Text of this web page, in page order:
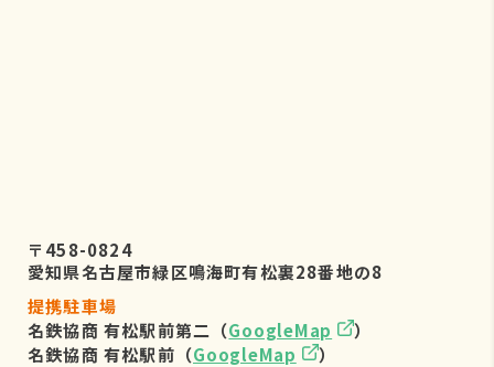
〒458-0824
愛知県名古屋市緑区鳴海町有松裏28番地の8
提携駐車場
名鉄協商 有松駅前第二（GoogleMap
）
名鉄協商 有松駅前（GoogleMap
）